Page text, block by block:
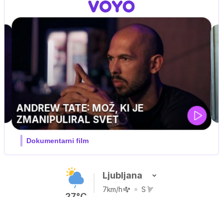
MOJ PRIJATELJ PINGVIN
Film meseca / družinski, pustolovski
Ljubljana
7km/h S